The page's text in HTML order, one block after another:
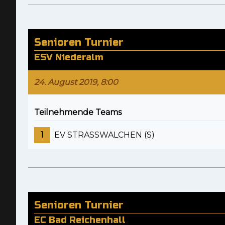
Senioren Turnier
ESV Niederalm
24. August 2019, 8:00
Teilnehmende Teams
1 EV STRASSWALCHEN (S)
Senioren Turnier
EC Bad Reichenhall